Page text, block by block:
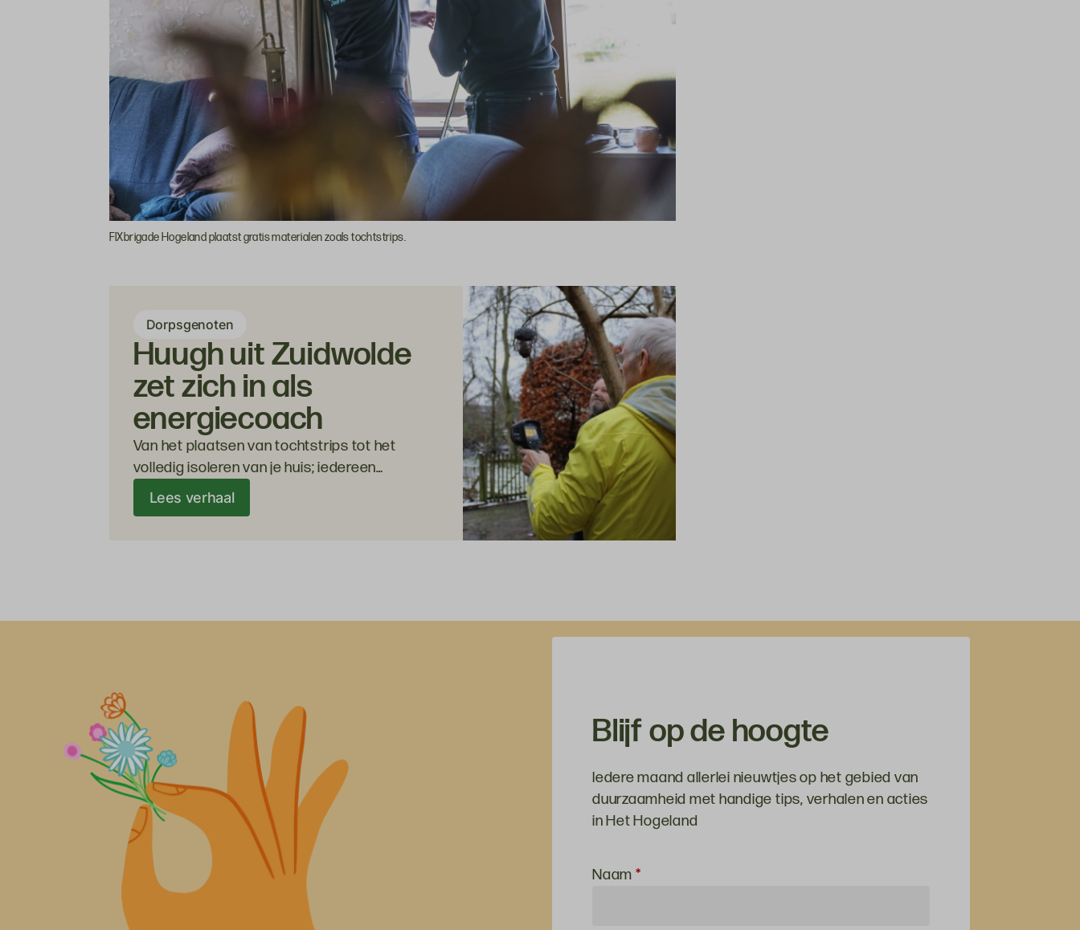
FIXbrigade Hogeland plaatst gratis materialen zoals tochtstrips.
Dorpsgenoten
Huugh uit Zuidwolde
zet zich in als
energiecoach
Van het plaatsen van tochtstrips tot het
volledig isoleren van je huis; iedereen
bespaart anders op energie. Om een handje
te helpen zijn er vrijwillige energiecoaches die
vertelt over zijn werk en wat hij allemaal doet.
Lees verhaal
Blijf op de hoogte
Iedere maand allerlei nieuwtjes op het gebied van
duurzaamheid met handige tips, verhalen en acties
in Het Hogeland
Inschrijven
voor de
Naam *